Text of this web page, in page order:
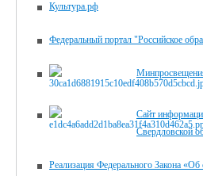
Культура.рф
Федеральный портал "Российское
Сайт
Свердловской
Реализация Федерального Закона «Об